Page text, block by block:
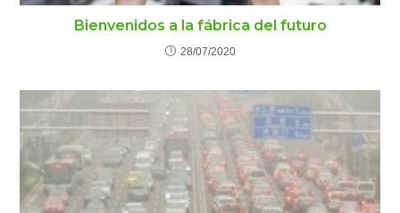
Bienvenidos a la fábrica del futuro
28/07/2020